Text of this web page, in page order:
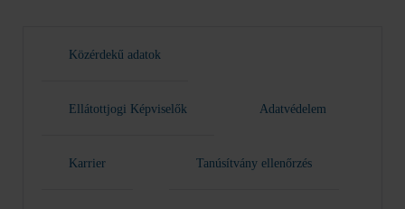
Közérdekű adatok
Ellátottjogi Képviselők Adatvédelem
Karrier Tanúsítvány ellenőrzés